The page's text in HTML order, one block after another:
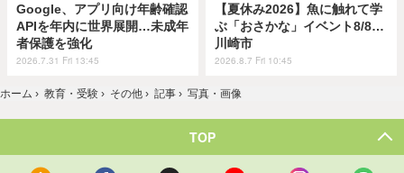
Google、アプリ向け年齢確認
APIを年内に世界展開…未成年
者保護を強化
2026.7.31 Fri 13:45
【夏休み2026】魚に触れて学
ぶ「おさかな」イベント8/8…
川崎市
2026.8.7 Fri 10:45
ホーム › 教育・受験 › その他 › 記事 › 写真・画像
TOP